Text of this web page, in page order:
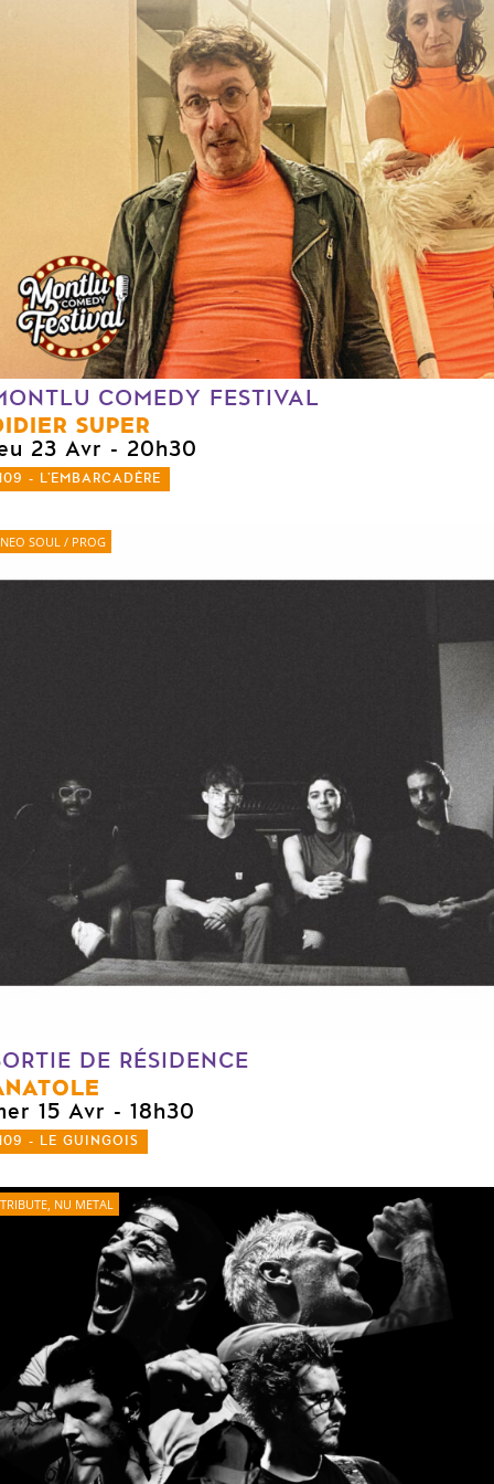
COMEDY FESTIVAL
SUPER
23 Avr - 20h30
- L'EMBARCADÈRE
NEO SOUL / PROG
DE RÉSIDENCE
15 Avr - 18h30
- LE GUINGOIS
TRIBUTE, NU METAL